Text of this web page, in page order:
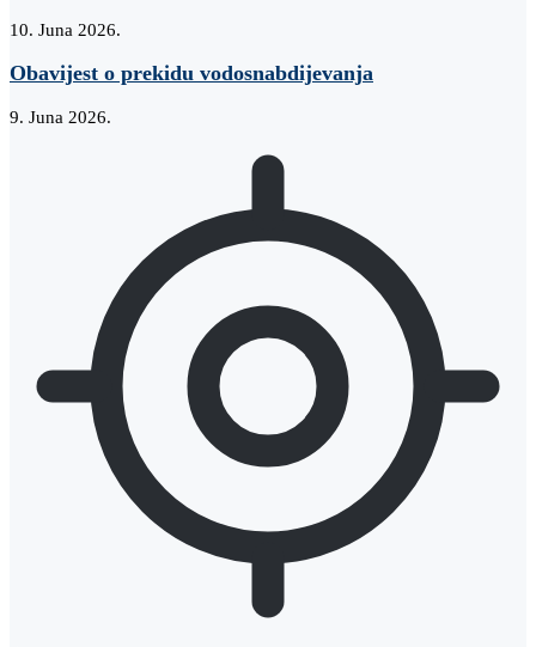
10. Juna 2026.
Obavijest o prekidu vodosnabdijevanja
9. Juna 2026.